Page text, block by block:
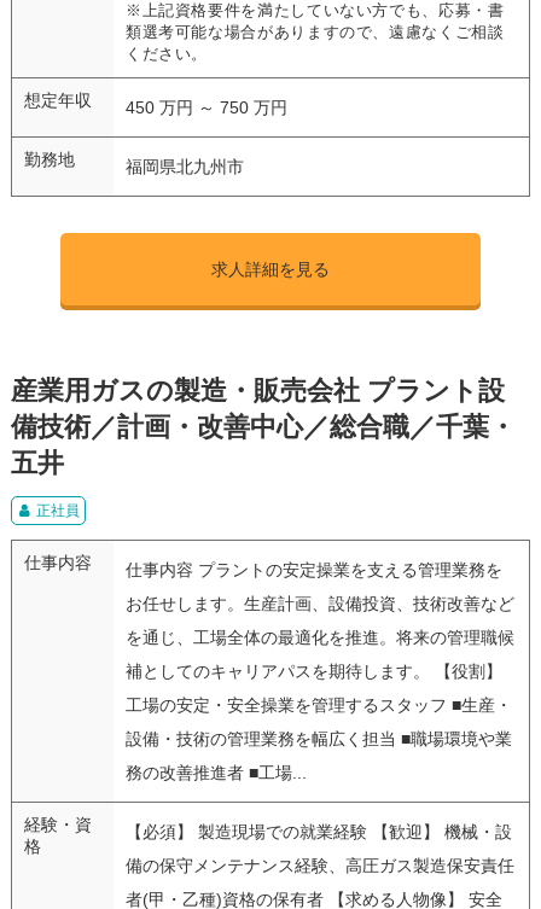
※上記資格要件を満たしていない方でも、応募・書
類選考可能な場合がありますので、遠慮なくご相談
ください。
想定年収 450 万円 ～ 750 万円
勤務地 福岡県北九州市
求人詳細を見る
産業用ガスの製造・販売会社 プラント設
備技術／計画・改善中心／総合職／千葉・
五井
正社員
仕事内容
仕事内容 プラントの安定操業を支える管理業務を
お任せします。生産計画、設備投資、技術改善など
を通じ、工場全体の最適化を推進。将来の管理職候
補としてのキャリアパスを期待します。 【役割】
工場の安定・安全操業を管理するスタッフ ■生産・
設備・技術の管理業務を幅広く担当 ■職場環境や業
務の改善推進者 ■工場...
経験・資
格
【必須】 製造現場での就業経験 【歓迎】 機械・設
備の保守メンテナンス経験、高圧ガス製造保安責任
者(甲・乙種)資格の保有者 【求める人物像】 安全